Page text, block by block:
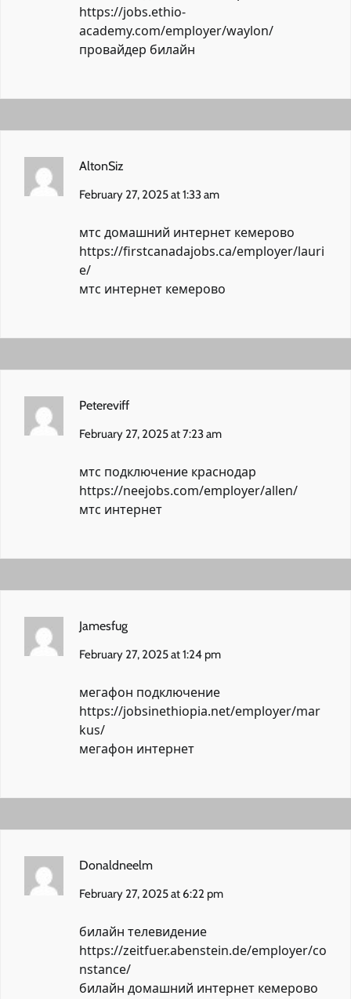
https://jobs.ethio-
academy.com/employer/waylon/
провайдер билайн
AltonSiz
February 27, 2025 at 1:33 am
мтс домашний интернет кемерово
https://firstcanadajobs.ca/employer/lauri
e/
мтс интернет кемерово
Petereviff
February 27, 2025 at 7:23 am
мтс подключение краснодар
https://neejobs.com/employer/allen/
мтс интернет
Jamesfug
February 27, 2025 at 1:24 pm
мегафон подключение
https://jobsinethiopia.net/employer/mar
kus/
мегафон интернет
Donaldneelm
February 27, 2025 at 6:22 pm
билайн телевидение
https://zeitfuer.abenstein.de/employer/co
nstance/
билайн домашний интернет кемерово